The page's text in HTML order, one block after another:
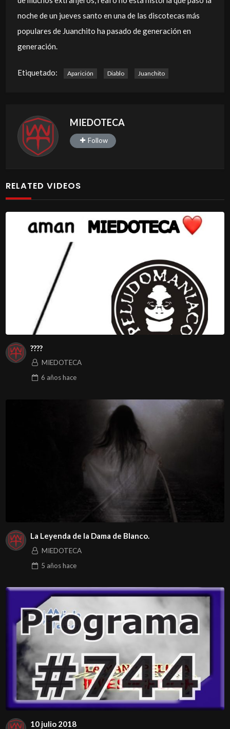
noche de un jueves santo en una de las discotecas más
populares de Juanchito ha pasado de generación en
generación.
Etiquetado: Aparición Diablo Juanchito
MIEDOTECA
Follow
RELATED VIDEOS
????
MIEDOTECA
6 añoshace
La Leyenda de la Dama de Blanco.
MIEDOTECA
5 añoshace
10 julio 2018